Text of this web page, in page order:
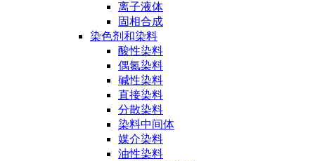
离子液体
固相合成
染色剂和染料
酸性染料
偶氮染料
碱性染料
直接染料
分散染料
染料中间体
媒介染料
油性染料